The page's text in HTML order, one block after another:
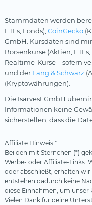
Stammdaten werden
ETFs, Fonds), CoinGecko
GmbH. Kursdaten sind
Börsenkurse (Aktien,
Realtime-Kurse – sofern
und der Lang & Schwarz
(Kryptowährungen).
Die Isarvest GmbH
Informationen keine
sicherstellen, dass die
Affiliate Hinweis *
Bei den mit Sternchen (*)
Werbe- oder Affiliate-Links.
oder abschließt, erhalten
entstehen dadurch keine
diese Einnahmen, um
Vielen Dank für deine